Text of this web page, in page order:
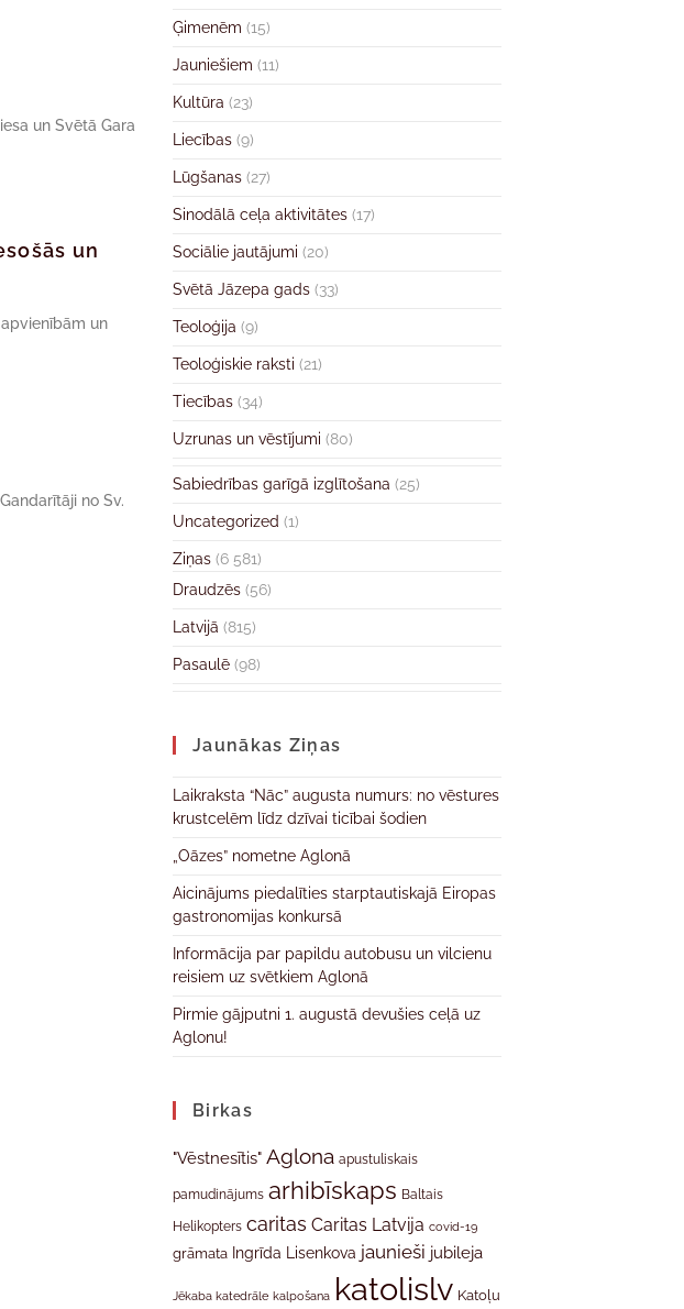
un Svētā Gara
un
un
no Sv.
Ģimenēm (15)
Jauniešiem (11)
Kultūra (23)
Liecības (9)
Lūgšanas (27)
Sinodālā ceļa aktivitātes (17)
Sociālie jautājumi (20)
Svētā Jāzepa gads (33)
Teoloģija (9)
Teoloģiskie raksti (21)
Tiecības (34)
Uzrunas un vēstījumi (80)
Sabiedrības garīgā izglītošana (25)
Uncategorized (1)
Ziņas (6 581)
Draudzēs (56)
Latvijā (815)
Pasaulē (98)
Jaunākas Ziņas
Laikraksta “Nāc” augusta numurs: no vēstures
krustcelēm līdz dzīvai ticībai šodien
„Oāzes” nometne Aglonā
Aicinājums piedalīties starptautiskajā Eiropas
gastronomijas konkursā
Informācija par papildu autobusu un vilcienu
reisiem uz svētkiem Aglonā
Pirmie gājputni 1. augustā devušies ceļā uz
Aglonu!
Birkas
"Vēstnesītis" Aglona apustuliskais
pamudinājums arhibīskaps Baltais
Helikopters caritas Caritas Latvija covid-19
grāmata Ingrīda Lisenkova jaunieši jubileja
Jēkaba katedrāle kalpošana katolislv Katoļu